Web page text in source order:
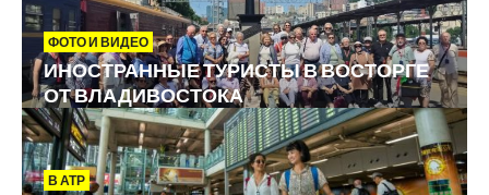
ФОТО И ВИДЕО
ИНОСТРАННЫЕ ТУРИСТЫ В ВОСТОРГЕ
ОТ ВЛАДИВОСТОКА
В АТР